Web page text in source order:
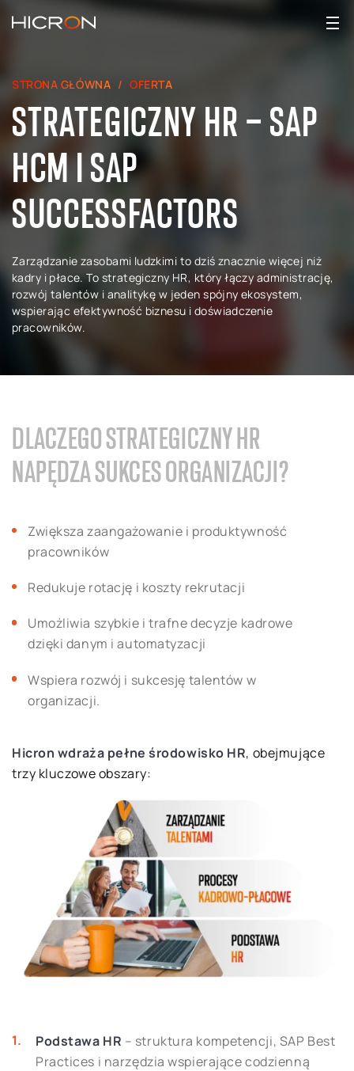
STRONA GŁÓWNA OFERTA
STRATEGICZNY HR – SAP
HCM I SAP
SUCCESSFACTORS
Zarządzanie zasobami ludzkimi to dziś znacznie więcej niż
kadry i płace. To strategiczny HR, który łączy administrację,
rozwój talentów i analitykę w jeden spójny ekosystem,
wspierając efektywność biznesu i doświadczenie
pracowników.
DLACZEGO STRATEGICZNY HR
NAPĘDZA SUKCES ORGANIZACJI?
Zwiększa zaangażowanie i produktywność
pracowników
Redukuje rotację i koszty rekrutacji
Umożliwia szybkie i trafne decyzje kadrowe
dzięki danym i automatyzacji
Wspiera rozwój i sukcesję talentów w
organizacji.
Hicron wdraża pełne środowisko HR, obejmujące
trzy kluczowe obszary:
Podstawa HR – struktura kompetencji, SAP Best
Practices i narzędzia wspierające codzienną